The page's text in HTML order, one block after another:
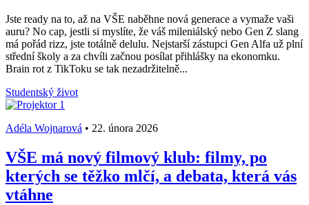
Jste ready na to, až na VŠE naběhne nová generace a vymaže vaši
auru? No cap, jestli si myslíte, že váš mileniálský nebo Gen Z slang
má pořád rizz, jste totálně delulu. Nejstarší zástupci Gen Alfa už plní
střední školy a za chvíli začnou posílat přihlášky na ekonomku.
Brain rot z TikToku se tak nezadržitelně...
Studentský život
Adéla Wojnarová • 22. února 2026
VŠE má nový filmový klub: filmy, po
kterých se těžko mlčí, a debata, která vás
vtáhne